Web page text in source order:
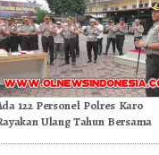
122 Personel Polres Karo
Ulang Tahun Bersama
Ditpolsatwa Baharkam
Di Myanmar, Siap Bantu
Gempa Myanmar